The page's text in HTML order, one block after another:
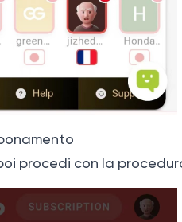
procedi con la